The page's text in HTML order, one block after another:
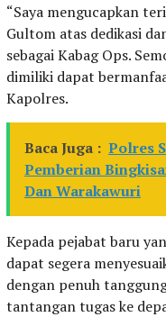
“Saya mengucapkan
Gultom atas dedikasi
sebagai Kabag Ops.
dimiliki dapat
Kapolres.
Baca Juga : Polres
Pemberian
Dan Warakawuri
Kepada pejabat baru
dapat segera
dengan penuh
tantangan tugas ke